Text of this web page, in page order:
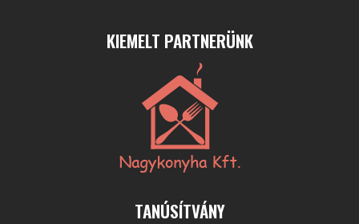
KIEMELT PARTNERÜNK
TANÚSÍTVÁNY